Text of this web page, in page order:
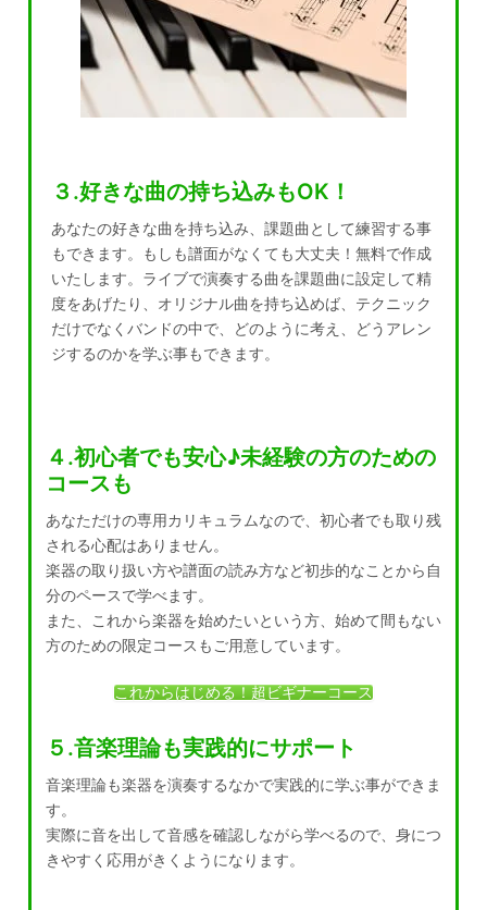
３.好きな曲の持ち込みもOK！
あなたの好きな曲を持ち込み、課題曲として練習する事
もできます。もしも譜面がなくても大丈夫！無料で作成
いたします。ライブで演奏する曲を課題曲に設定して精
度をあげたり、オリジナル曲を持ち込めば、テクニック
だけでなくバンドの中で、どのように考え、どうアレン
ジするのかを学ぶ事もできます。
４.初心者でも安心♪未経験の方のための
コースも
あなただけの専用カリキュラムなので、初心者でも取り残
される心配はありません。
楽器の取り扱い方や譜面の読み方など初歩的なことから自
分のペースで学べます。
また、これから楽器を始めたいという方、始めて間もない
方のための限定コースもご用意しています。
これからはじめる！超ビギナーコース
５.音楽理論も実践的にサポート
音楽理論も楽器を演奏するなかで実践的に学ぶ事ができま
す。
実際に音を出して音感を確認しながら学べるので、身につ
きやすく応用がきくようになります。